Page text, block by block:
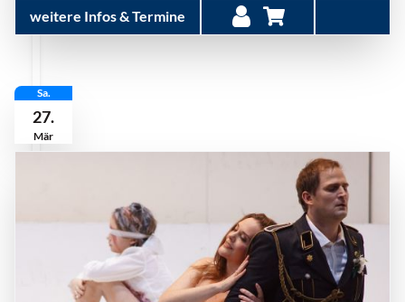
weitere Infos & Termine
Sa.
27.
Mär